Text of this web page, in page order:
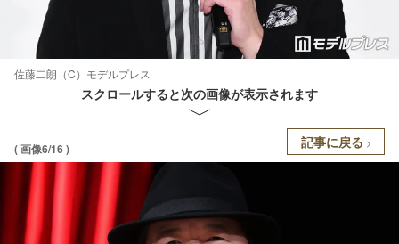
佐藤二朗（C）モデルプレス
スクロールすると次の画像が表示されます
( 画像6/16 ) 記事に戻る